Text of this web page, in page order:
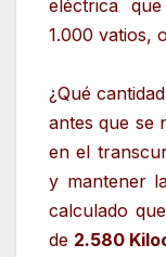
eléctrica
1.000 vatios,
¿Qué
antes que se
en el
y mantener
calculado
de 2.580